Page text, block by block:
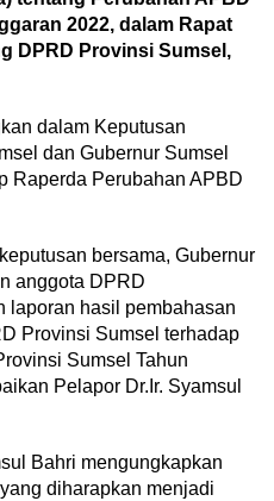
2022, dalam Rapat
DPRD Provinsi Sumsel,
dalam Keputusan
dan Gubernur Sumsel
Raperda Perubahan APBD
bersama, Gubernur
anggota DPRD
laporan hasil pembahasan
Provinsi Sumsel terhadap
Sumsel Tahun
Pelapor Dr.Ir. Syamsul
Bahri mengungkapkan
diharapkan menjadi